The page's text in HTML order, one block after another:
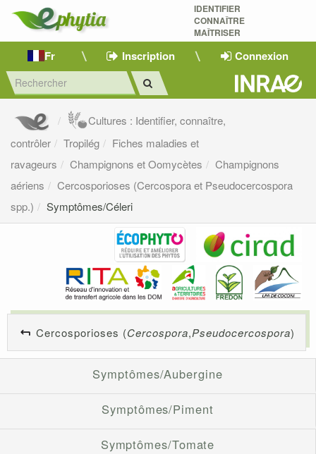
IDENTIFIER
CONNAÎTRE
MAÎTRISER
Fr Inscription Connexion
Cultures : Identifier, connaître,
contrôler
Tropilég
Fiches maladies et
ravageurs
Champignons et Oomycètes
Champignons
aériens
Cercosporioses (Cercospora et Pseudocercospora
spp.)
Symptômes/Céleri
Cercosporioses (Cercospora,Pseudocercospora)
Symptômes/Aubergine
Symptômes/Piment
Symptômes/Tomate